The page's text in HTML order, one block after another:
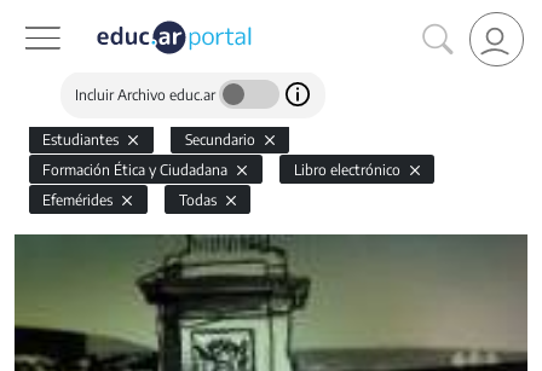
Incluir Archivo educ.ar
Estudiantes
Secundario
Formación Ética y Ciudadana
Libro electrónico
Efemérides
Todas